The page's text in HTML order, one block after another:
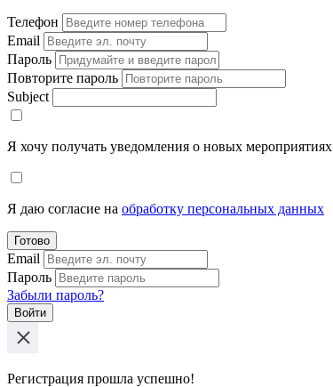
Телефон
Email
Пароль
Повторите пароль
Subject
Я хочу получать уведомления о новых мероприятиях
Я даю согласие на обработку персональных данных
Готово
Email
Пароль
Забыли пароль?
Войти
Регистрация прошла успешно!